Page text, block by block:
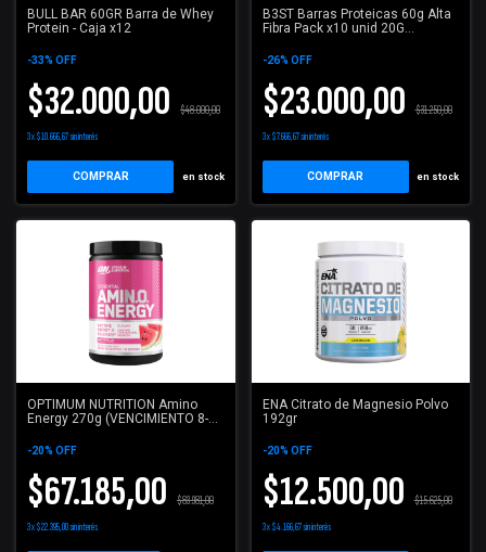
BULL BAR 60GR Barra de Whey
Protein - Caja x12
-33% OFF
$32.000,00 $48.000,00
3x$10.666,67sin interés
COMPRAR en stock
B3ST Barras Proteicas 60g Alta
Fibra Pack x10 unid 20G
-26% OFF
$23.000,00 $31.250,00
3x$7.666,67sin interés
COMPRAR en stock
OPTIMUM NUTRITION Amino
Energy 270g (VENCIMIENTO 8-
-20% OFF
$67.185,00 $83.981,00
3x$22.395,00sin interés
ENA Citrato de Magnesio Polvo
192gr
-20% OFF
$12.500,00 $15.625,00
3x$4.166,67sin interés